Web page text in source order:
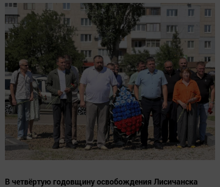
В четвёртую годовщину освобождения Лисичанска